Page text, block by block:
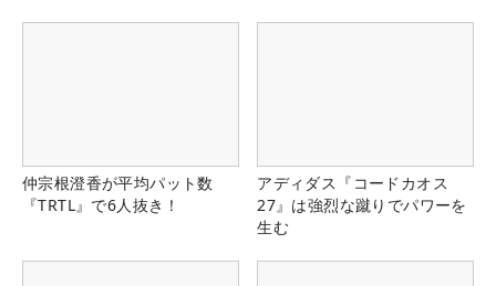
仲宗根澄香が平均パット数
『TRTL』で6人抜き！
アディダス『コードカオス
27』は強烈な蹴りでパワーを
生む